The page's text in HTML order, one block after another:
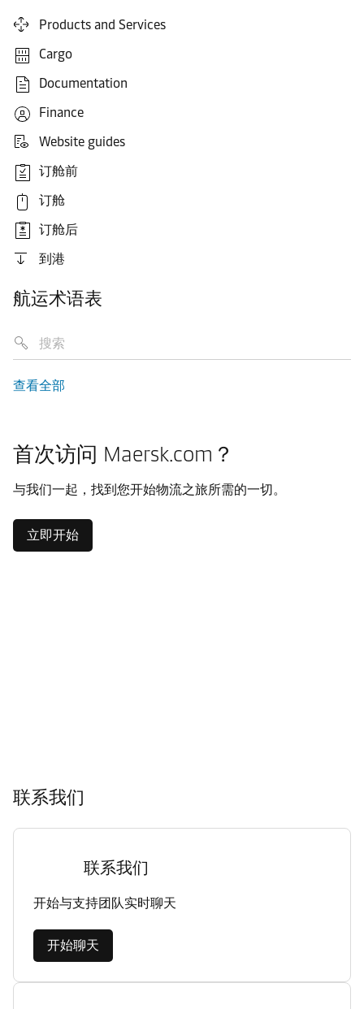
Products and Services
Cargo
Documentation
Finance
Website guides
订舱前
订舱
订舱后
到港
航运术语表
查看全部
首次访问 Maersk.com？
与我们一起，找到您开始物流之旅所需的一切。
立即开始
联系我们
联系我们
开始与支持团队实时聊天
开始聊天